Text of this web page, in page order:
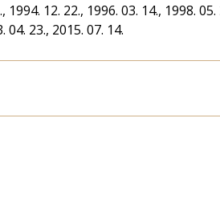
1994. 12. 22., 1996. 03. 14., 1998.
04. 23., 2015. 07. 14.